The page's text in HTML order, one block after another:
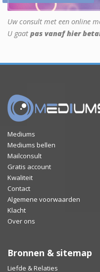
Uw consult met een online
U gaat pas vanaf hier
Mediums
Mediums bellen
Mailconsult
Gratis account
Kwaliteit
Contact
Algemene voorwaarden
Klacht
Over ons
Bronnen & sitemap
Liefde & Relaties